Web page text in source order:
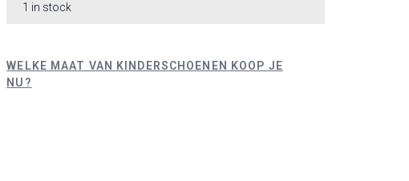
1 in stock
WELKE MAAT VAN KINDERSCHOENEN KOOP JE
NU?